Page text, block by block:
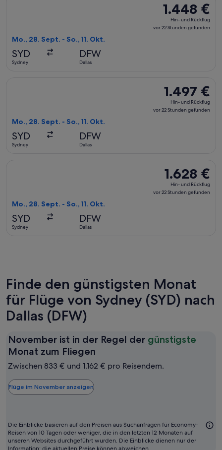
1.448 €
Hin-
und
1.448 €
Hin- und Rückflug
vor 22 Stunden gefunden
Mo., 28. Sept. - So., 11. Okt.
SYD
Sydney
DFW
Dallas
1.497 €
Hin-
und
1.497 €
Hin- und Rückflug
vor 22 Stunden gefunden
Mo., 28. Sept. - So., 11. Okt.
SYD
Sydney
DFW
Dallas
1.628 €
Hin-
und
1.628 €
Hin- und Rückflug
vor 22 Stunden gefunden
Mo., 28. Sept. - So., 11. Okt.
SYD
Sydney
DFW
Dallas
Finde den günstigsten Monat
für Flüge von Sydney (SYD) nach
Dallas (DFW)
November ist in der Regel der günstigste
Monat zum Fliegen
ist
günstigste
Monat
zum
Zwischen 833 € und 1.162 € pro Reisendem.
Flüge im November anzeigen
Die Einblicke basieren auf den Preisen aus Suchanfragen für Economy-
Reisen von 10 Tagen oder weniger, die in den letzten 12 Monaten auf
unseren Websites durchgeführt wurden. Die Einblicke dienen nur der